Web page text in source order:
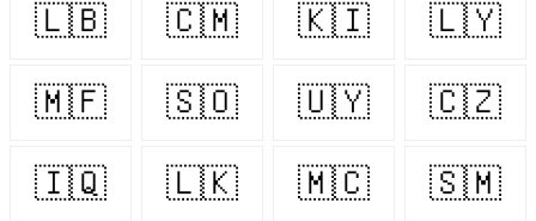
🇱🇧 🇨🇲 🇰🇮 🇱🇾
🇲🇫 🇸🇴 🇺🇾 🇨🇿
🇮🇶 🇱🇰 🇲🇨 🇸🇲